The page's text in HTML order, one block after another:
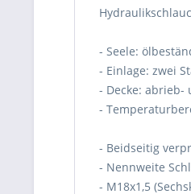
- Seele:
- Einlage: zwei
- Decke: abrieb-
-
- Beidseitig
- Nennweite
- M18x1,5